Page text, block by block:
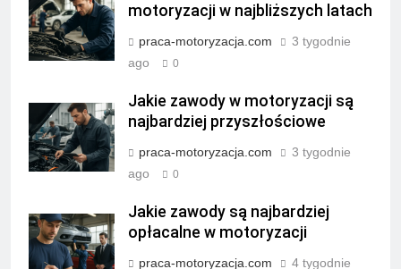
motoryzacji w najbliższych latach
praca-motoryzacja.com
3 tygodnie
ago
0
Jakie zawody w motoryzacji są
najbardziej przyszłościowe
praca-motoryzacja.com
3 tygodnie
ago
0
Jakie zawody są najbardziej
opłacalne w motoryzacji
praca-motoryzacja.com
4 tygodnie